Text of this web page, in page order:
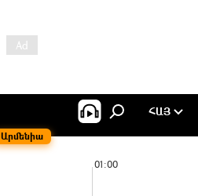
Արմենիա
ՀԱՅ
01:00